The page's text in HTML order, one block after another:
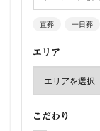
直葬 一日葬
エリア
こだわり